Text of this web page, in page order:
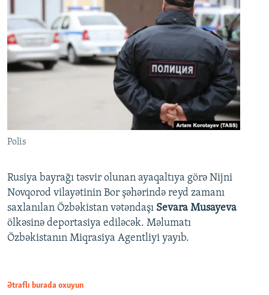
Polis
Rusiya bayrağı təsvir olunan ayaqaltıya görə Nijni
Novqorod vilayətinin Bor şəhərində reyd zamanı
saxlanılan Özbəkistan vətəndaşı Sevara Musayeva
ölkəsinə deportasiya ediləcək. Məlumatı
Özbəkistanın Miqrasiya Agentliyi yayıb.
Ətraflı burada oxuyun